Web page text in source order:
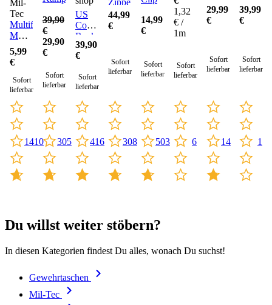
Mil-
Tec
Multifunktionstuch
MT-
Plus
5,99
€
Sofort
lieferbar
1410
39,90
€
29,90
€
Sofort
lieferbar
305
US
Cooper
Rucksack
Large
39,90
€
Sofort
lieferbar
416
Zipper
44,99
€
Sofort
lieferbar
308
14,99
€
Sofort
lieferbar
503
1,32
€ /
1m
Sofort
lieferbar
6
29,99
€
Sofort
lieferbar
14
39,99
€
Sofort
lieferbar
1
Du willst weiter stöbern?
In diesen Kategorien findest Du alles, wonach Du suchst!
Gewehrtaschen
Mil-Tec